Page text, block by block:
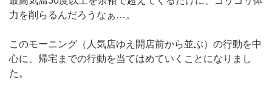
力を削らるんだろうなぁ…。
このモーニング（人気店ゆえ開店前から並ぶ）の行動を中
心に、帰宅までの行動を当てはめていくことになりまし
た。